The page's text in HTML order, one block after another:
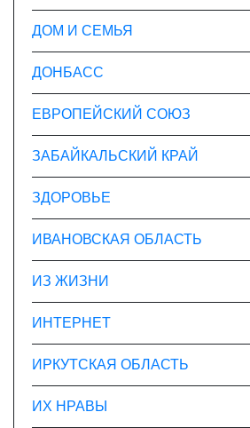
ДОМ И СЕМЬЯ
ДОНБАСС
ЕВРОПЕЙСКИЙ СОЮЗ
ЗАБАЙКАЛЬСКИЙ КРАЙ
ЗДОРОВЬЕ
ИВАНОВСКАЯ ОБЛАСТЬ
ИЗ ЖИЗНИ
ИНТЕРНЕТ
ИРКУТСКАЯ ОБЛАСТЬ
ИХ НРАВЫ